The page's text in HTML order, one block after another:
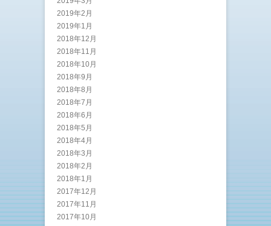
2019年2月
2019年1月
2018年12月
2018年11月
2018年10月
2018年9月
2018年8月
2018年7月
2018年6月
2018年5月
2018年4月
2018年3月
2018年2月
2018年1月
2017年12月
2017年11月
2017年10月